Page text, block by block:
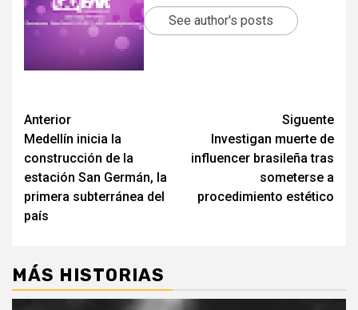
See author's posts
Post
navigation
Anterior
Medellín inicia la
construcción de la
estación San Germán, la
primera subterránea del
país
Siguente
Investigan muerte de
influencer brasileña tras
someterse a
procedimiento estético
MÁS HISTORIAS